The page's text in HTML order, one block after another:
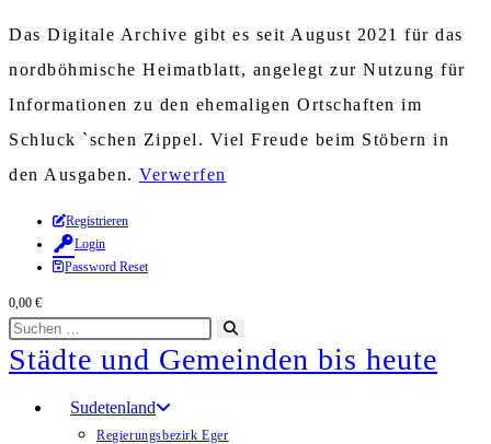
Das Digitale Archive gibt es seit August 2021 für das
nordböhmische Heimatblatt, angelegt zur Nutzung für
Informationen zu den ehemaligen Ortschaften im
Schluck `schen Zippel. Viel Freude beim Stöbern in
den Ausgaben. Verwerfen
Zum
Inhalt
springen
Registrieren
Login
Password Reset
0,00 €
Diese
Website
durchsuchen
starten
Städte und Gemeinden bis heute
Sudetenland
Regierungsbezirk Eger